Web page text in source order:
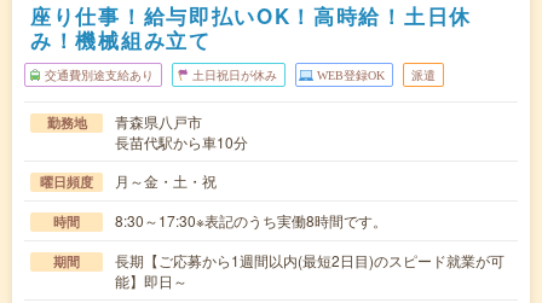
座り仕事！給与即払いOK！高時給！土日休
み！機械組み立て
交通費別途支給あり 土日祝日が休み WEB登録OK 派遣
勤務地
青森県八戸市
長苗代駅から車10分
曜日頻度 月～金・土・祝
時間 8:30～17:30※表記のうち実働8時間です。
期間
長期【ご応募から1週間以内(最短2日目)のスピード就業が可
能】即日～